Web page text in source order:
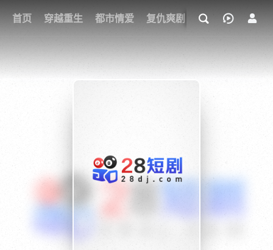
首页 穿越重生 都市情爱 复仇爽剧 玄幻武侠 奇幻
我的观影记录